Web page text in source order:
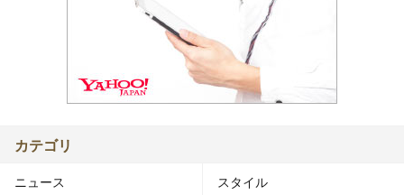
カテゴリ
ニュース スタイル